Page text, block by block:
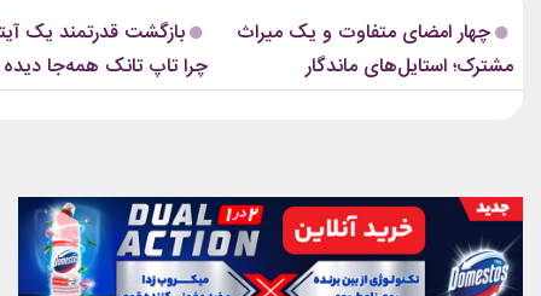
موزیک‌ویدئوها و مراسم‌های مهم جهانی،...
استایل نوید محمدزاده...
چهار امضای متفاوت و یک میراث
مشترک؛ استایل‌های ماندگار
بلک‌پینک که تاریخ مد کی‌پاپ را
بازگشت قدرتمند یک
چرا تاپ تانک همه‌جا